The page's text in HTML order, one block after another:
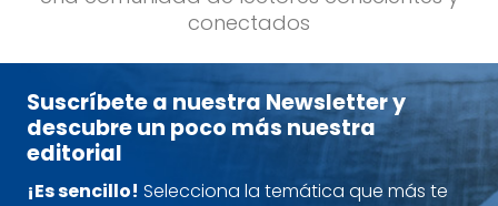
conectados
Suscríbete a nuestra Newsletter y
descubre un poco más nuestra
editorial
¡Es sencillo! Selecciona la temática que más te